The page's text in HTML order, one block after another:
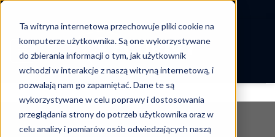
Ta witryna internetowa przechowuje pliki cookie na
komputerze użytkownika. Są one wykorzystywane
do zbierania informacji o tym, jak użytkownik
wchodzi w interakcje z naszą witryną internetową, i
pozwalają nam go zapamiętać. Dane te są
wykorzystywane w celu poprawy i dostosowania
przeglądania strony do potrzeb użytkownika oraz w
celu analizy i pomiarów osób odwiedzających naszą
-->
Skip
content